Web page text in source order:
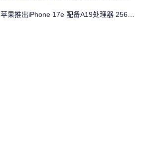
苹果推出iPhone 17e 配备A19处理器 256GB容量起步 刘海屏依旧